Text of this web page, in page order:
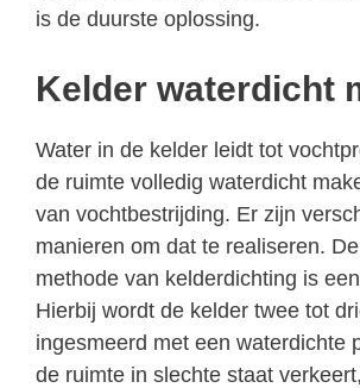
is de duurste oplossing.
Kelder waterdicht
Water in de kelder leidt tot
de ruimte volledig waterdicht
van vochtbestrijding. Er zijn
manieren om dat te realiseren.
methode van kelderdichting is
Hierbij wordt de kelder twee tot
ingesmeerd met een waterdichte
de ruimte in slechte staat